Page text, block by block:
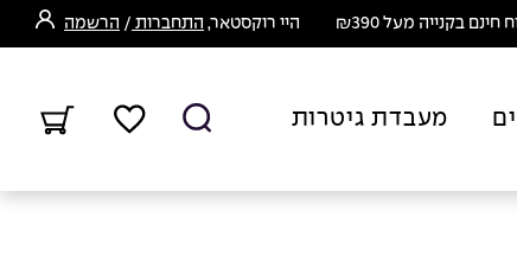
חינם בקנייה מעל ₪390 היי רוקסטאר, התחברות / הרשמה
מעבדת גיטרות